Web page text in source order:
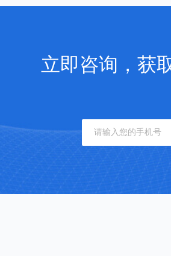
立即咨询，获